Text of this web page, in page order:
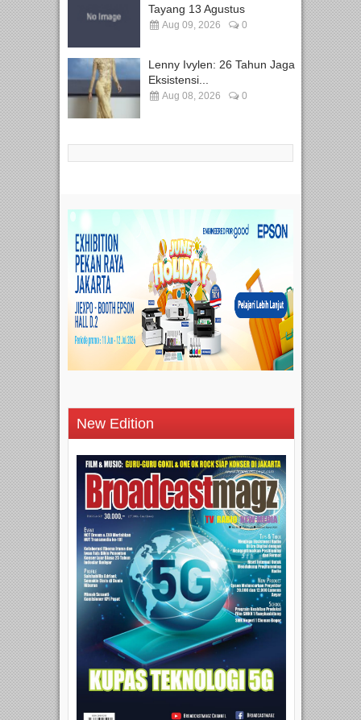
Tayang 13 Agustus
Aug 09, 2026 0
Lenny Ivylen: 26 Tahun Jaga
Eksistensi...
Aug 08, 2026 0
New Edition